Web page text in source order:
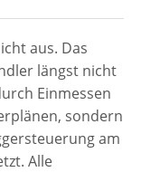
aus. Das
längst nicht
Einmessen
sondern
am
Alle